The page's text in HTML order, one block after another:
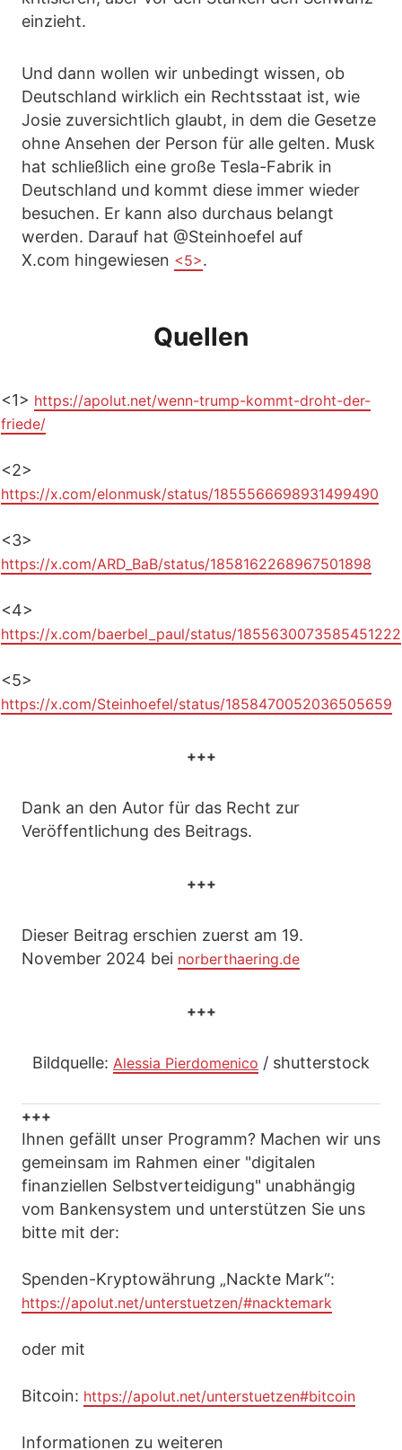
einzieht.
Und dann wollen wir unbedingt wissen, ob
Deutschland wirklich ein Rechtsstaat ist, wie
Josie zuversichtlich glaubt, in dem die Gesetze
ohne Ansehen der Person für alle gelten. Musk
hat schließlich eine große Tesla-Fabrik in
Deutschland und kommt diese immer wieder
besuchen. Er kann also durchaus belangt
werden. Darauf hat @Steinhoefel auf
X.com hingewiesen <5>.
Quellen
<1> https://apolut.net/wenn-trump-kommt-droht-der-
friede/
<2>
https://x.com/elonmusk/status/1855566698931499490
<3>
https://x.com/ARD_BaB/status/1858162268967501898
<4>
https://x.com/baerbel_paul/status/1855630073585451222
<5>
https://x.com/Steinhoefel/status/1858470052036505659
+++
Dank an den Autor für das Recht zur
Veröffentlichung des Beitrags.
+++
Dieser Beitrag erschien zuerst am 19.
November 2024 bei norberthaering.de
+++
Bildquelle: Alessia Pierdomenico / shutterstock
+++
Ihnen gefällt unser Programm? Machen wir uns
gemeinsam im Rahmen einer "digitalen
finanziellen Selbstverteidigung" unabhängig
vom Bankensystem und unterstützen Sie uns
bitte mit der:
Spenden-Kryptowährung „Nackte Mark“:
https://apolut.net/unterstuetzen/#nacktemark
oder mit
Bitcoin: https://apolut.net/unterstuetzen#bitcoin
Informationen zu weiteren